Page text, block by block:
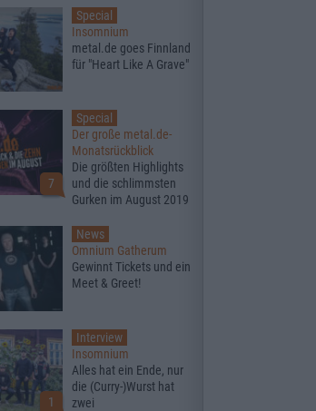
Special
Insomnium
metal.de goes Finnland
für "Heart Like A Grave"
7
Special
Der große metal.de-
Monatsrückblick
Die größten Highlights
und die schlimmsten
Gurken im August 2019
News
Omnium Gatherum
Gewinnt Tickets und ein
Meet & Greet!
1
Interview
Insomnium
Alles hat ein Ende, nur
die (Curry-)Wurst hat
zwei